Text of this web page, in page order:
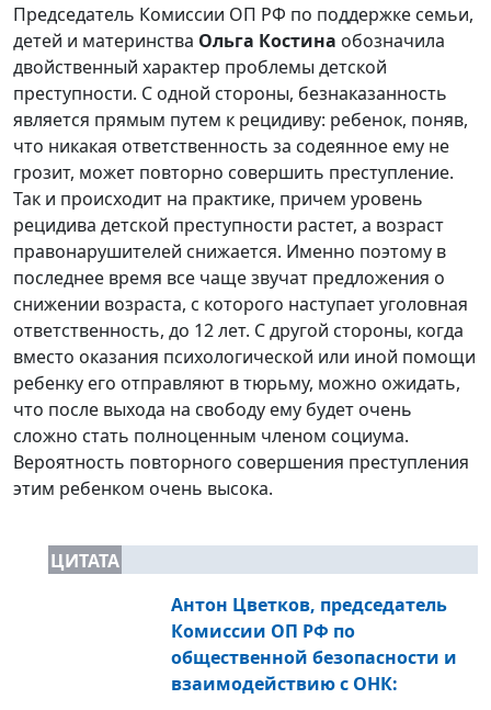
Председатель Комиссии ОП РФ по поддержке семьи,
детей и материнства Ольга Костина обозначила
двойственный характер проблемы детской
преступности. С одной стороны, безнаказанность
является прямым путем к рецидиву: ребенок, поняв,
что никакая ответственность за содеянное ему не
грозит, может повторно совершить преступление.
Так и происходит на практике, причем уровень
рецидива детской преступности растет, а возраст
правонарушителей снижается. Именно поэтому в
последнее время все чаще звучат предложения о
снижении возраста, с которого наступает уголовная
ответственность, до 12 лет. С другой стороны, когда
вместо оказания психологической или иной помощи
ребенку его отправляют в тюрьму, можно ожидать,
что после выхода на свободу ему будет очень
сложно стать полноценным членом социума.
Вероятность повторного совершения преступления
этим ребенком очень высока.
ЦИТАТА
Антон Цветков, председатель
Комиссии ОП РФ по
общественной безопасности и
взаимодействию с ОНК: